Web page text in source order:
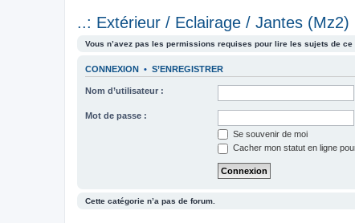
..: Extérieur / Eclairage / Jantes (Mz2)
Vous n’avez pas les permissions requises pour lire les sujets de ce
CONNEXION • S’ENREGISTRER
Nom d’utilisateur :
Mot de passe :
Se souvenir de moi
Cacher mon statut en ligne
Cette catégorie n’a pas de forum.